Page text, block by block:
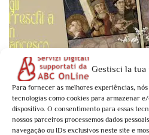
Gestisci la tua
Para fornecer as melhores experiências, nós
tecnologias como cookies para armazenar
dispositivo. O consentimento para essas
nossos parceiros processemos dados
navegação ou IDs exclusivos neste site e
Book now
La moda negli affreschi a San
€10,00